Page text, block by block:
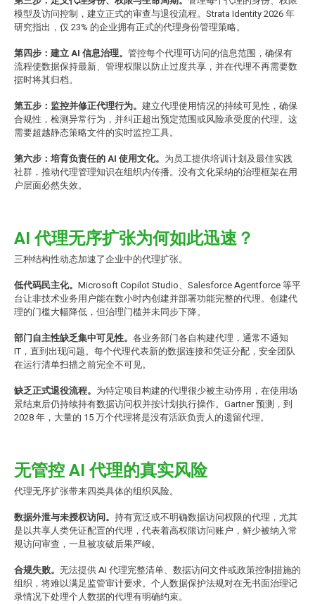
模型及访问控制，建立正式的审查与退役流程。Strata Identity 2026 年
研究指出，仅 23% 的企业拥有正式的代理身份管理策略。
第四步：建立 AI 信息治理。 管控每个代理可访问的信息范围，确保有
流程使数据保持最新、管理权限以防止过度共享，并在代理不再需要数
据时将其归档。
第五步：监控并修正代理行为。 建立代理使用情况的持续可见性，确保
合规性，检测异常行为，并纠正超出预定范围或风险承受度的代理。这
需要超越静态策略文件的实时监控工具。
第六步：培育负责任的 AI 使用文化。 为员工提供培训计划及最佳实践
社群，推动代理管理知识在组织内传播。没有文化采纳的治理框架在用
户层面必然失效。
AI 代理无序扩张为何如此迅速？
三种结构性动态加速了企业中的代理扩张。
低代码民主化。 Microsoft Copilot Studio、Salesforce Agentforce 等平
台让非技术业务用户能在数小时内创建并部署功能完整的代理。创建代
理的门槛大幅降低，但治理门槛并未同步下降。
部门自主性缺乏集中可见性。 各业务部门各自构建代理，通常不通知
IT，直到出现问题。每个代理代表新的数据连接和凭证分配，安全团队
在运行清单扫描之前完全不可见。
缺乏正式退役流程。 为特定项目构建的代理很少被主动停用，在使用场
景结束后仍持续持有数据访问权并按计划执行操作。Gartner 预测，到
2028 年，大量的 15 万个代理将是没有活跃负责人的遗留代理。
无管控 AI 代理的真实风险
代理无序扩张带来四类具体的组织风险。
数据外泄与未授权访问。 持有宽泛或不明确数据访问权限的代理，尤其
是以共享人类凭证配置的代理，代表着高权限访问账户，鲜少被纳入常
规访问审查，一旦被攻破后果严峻。
合规失败。 无法提供 AI 代理完整清单、数据访问文件或政策控制措施的
组织，将难以满足监管审计要求。个人数据保护法规对在无书面治理记
录情况下处理个人数据的代理有明确约束。